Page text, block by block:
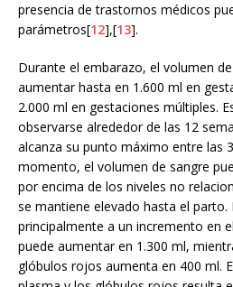
presencia de trastornos médicos
parámetros[12],[13].
Durante el embarazo, el volumen
aumentar hasta en 1.600 ml en
2.000 ml en gestaciones múltiples.
observarse alrededor de las 12
alcanza su punto máximo entre las
momento, el volumen de sangre
por encima de los niveles no
se mantiene elevado hasta el parto.
principalmente a un incremento en
puede aumentar en 1.300 ml,
glóbulos rojos aumenta en 400 ml.